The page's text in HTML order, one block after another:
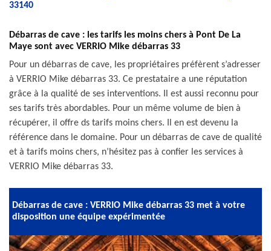
33140
Débarras de cave : les tarifs les moins chers à Pont De La
Maye sont avec VERRIO Mike débarras 33
Pour un débarras de cave, les propriétaires préfèrent s’adresser
à VERRIO Mike débarras 33. Ce prestataire a une réputation
grâce à la qualité de ses interventions. Il est aussi reconnu pour
ses tarifs très abordables. Pour un même volume de bien à
récupérer, il offre ds tarifs moins chers. Il en est devenu la
référence dans le domaine. Pour un débarras de cave de qualité
et à tarifs moins chers, n’hésitez pas à confier les services à
VERRIO Mike débarras 33.
Débarras de cave : VERRIO Mike débarras 33 met à votre
disposition une équipe expérimentée